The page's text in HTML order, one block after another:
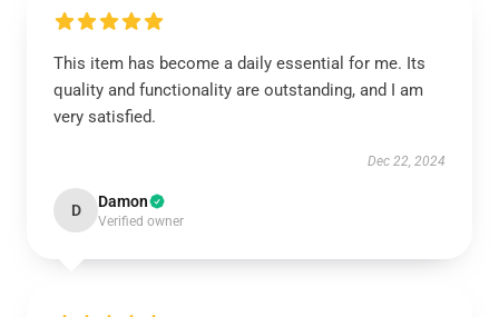
This item has become a daily essential for me. Its
quality and functionality are outstanding, and I am
very satisfied.
Dec 22, 2024
D Damon
Verified owner